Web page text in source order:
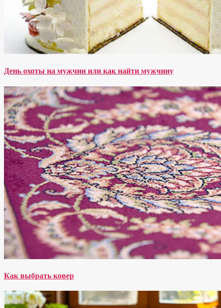
День охоты на мужчин или как найти мужчину
Как выбрать ковер